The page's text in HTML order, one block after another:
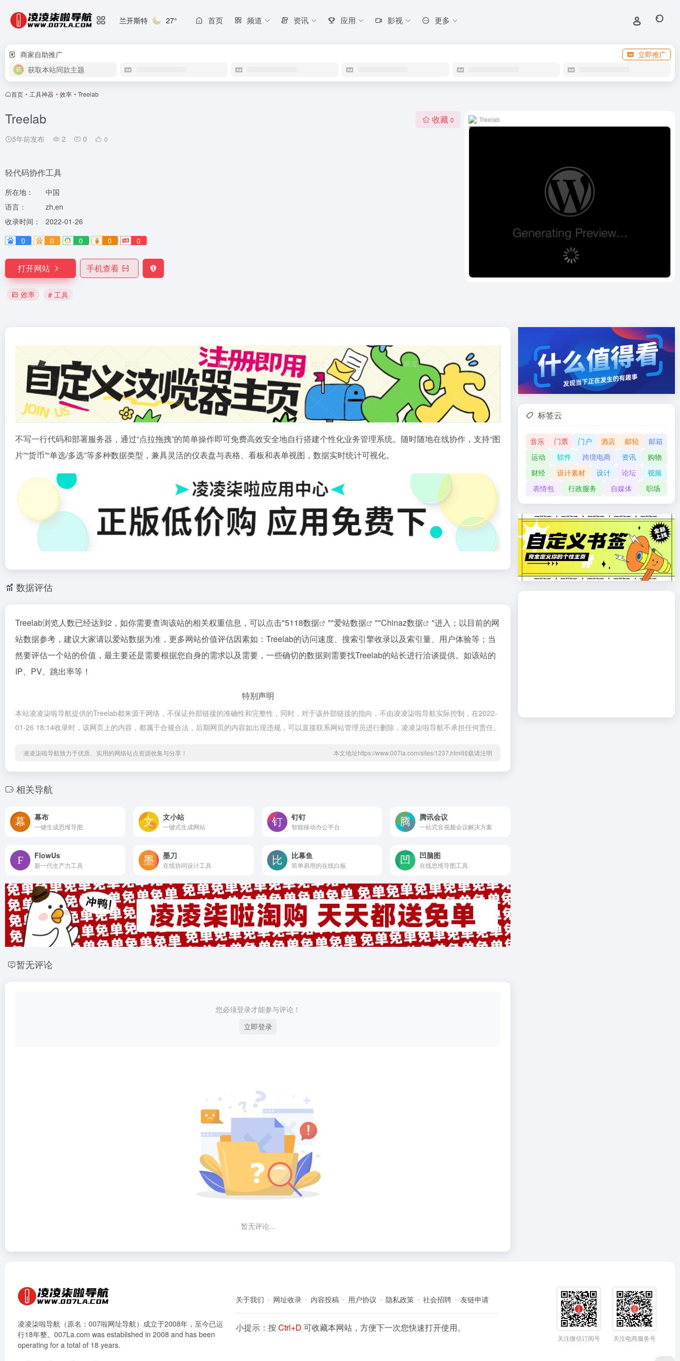
兰开斯特 27° 首页 频道 资讯 应用 影视 更多
商家自助推广
立即推广
获取本站同款主题
首页 • 工具神器 • 效率 • Treelab
Treelab
5年前发布 2 0 0
收藏 0
轻代码协作工具
所在地：
中国
语言：
zh,en
收录时间：
2022-01-26
0
0 0 0 0
打开网站 手机查看
效率 # 工具
Treelab
不写一行代码和部署服务器，通过“点拉拖拽”的简单操作即可免费高效安全地自行搭建个性化业务管理系统。随时随地在线协作，支持“图
片”“货币”“单选/多选”等多种数据类型，兼具灵活的仪表盘与表格、看板和表单视图，数据实时统计可视化。
数据评估
Treelab浏览人数已经达到2，如你需要查询该站的相关权重信息，可以点击"5118数据 ""爱站数据 ""Chinaz数据
"进入；以目前的网
站数据参考，建议大家请以爱站数据为准，更多网站价值评估因素如：Treelab的访问速度、搜索引擎收录以及索引量、用户体验等；当
然要评估一个站的价值，最主要还是需要根据您自身的需求以及需要，一些确切的数据则需要找Treelab的站长进行洽谈提供。如该站的
IP、PV、跳出率等！
特别声明
本站凌凌柒啦导航提供的Treelab都来源于网络，不保证外部链接的准确性和完整性，同时，对于该外部链接的指向，不由凌凌柒啦导航实际控制，在2022-
01-26 18:14收录时，该网页上的内容，都属于合规合法，后期网页的内容如出现违规，可以直接联系网站管理员进行删除，凌凌柒啦导航不承担任何责任。
凌凌柒啦导航致力于优质、实用的网络站点资源收集与分享！ 本文地址https://www.007la.com/sites/1237.html转载请注明
相关导航
幕布
一键生成思维导图
文小站
一键式生成网站
钉钉
智能移动办公平台
腾讯会议
一站式音视频会议解决方案
FlowUs
新一代生产力工具
墨刀
在线协同设计工具
比幕鱼
简单易用的在线白板
凹脑图
在线思维导图工具
暂无评论
您必须登录才能参与评论！
立即登录
暂无评论...
标签云
音乐 门票 门户 酒店 邮轮
邮箱
运动
软件 跨境电商 资讯
购物
财经
设计素材 设计 论坛
视频
表情包
行政服务 自媒体 职场
凌凌柒啦导航（原名：007啦网址导航）成立于2008年，至今已运
行18年整。007La.com was established in 2008 and has been
operating for a total of 18 years.
关于我们 网址收录 内容投稿 用户协议 隐私政策 社会招聘 友链申请
小提示：按Ctrl+D可收藏本网站，方便下一次您快速打开使用。
关注微信订阅号 关注电商服务号